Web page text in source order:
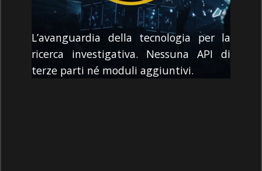
​​ ​​L’avanguardia della tecnologia per la
ricerca investigativa. Nessuna API di
terze parti né moduli aggiuntivi.